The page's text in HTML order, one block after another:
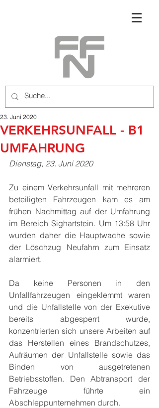
VERKEHRSUNFALL - B1
UMFAHRUNG
23. Juni 2020
Dienstag, 23. Juni 2020
Zu einem Verkehrsunfall mit mehreren
beteiligten Fahrzeugen kam es am
frühen Nachmittag auf der Umfahrung
im Bereich Sighartstein. Um 13:58 Uhr
wurden daher die Hauptwache sowie
der Löschzug Neufahrn zum Einsatz
alarmiert.
Da keine Personen in den
Unfallfahrzeugen eingeklemmt waren
und die Unfallstelle von der Exekutive
bereits abgesperrt wurde,
konzentrierten sich unsere Arbeiten auf
das Herstellen eines Brandschutzes,
Aufräumen der Unfallstelle sowie das
Binden von ausgetretenen
Betriebsstoffen. Den Abtransport der
Fahrzeuge führte ein
Abschleppunternehmen durch.